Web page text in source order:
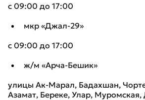
с 09:00 до 17:00
мкр «Джал-29»
с 09:00 до 17:00
ж/м «Арча-Бешик»
улицы Ак-Марал, Бадахшан,
Азамат, Береке, Улар, Муромская,